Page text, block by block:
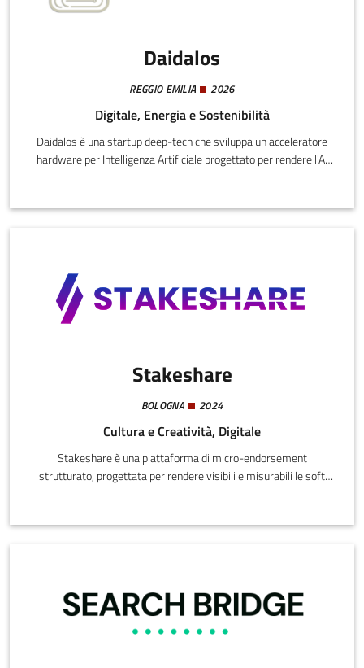
Daidalos
REGGIO EMILIA 2026
Digitale, Energia e Sostenibilità
Daidalos è una startup deep-tech che sviluppa un acceleratore
hardware per Intelligenza Artificiale progettato per rendere l'AI
proprietario di Algorithm Mapping trasforma direttamente
Stakeshare
BOLOGNA 2024
Cultura e Creatività, Digitale
Stakeshare è una piattaforma di micro-endorsement
strutturato, progettata per rendere visibili e misurabili le soft